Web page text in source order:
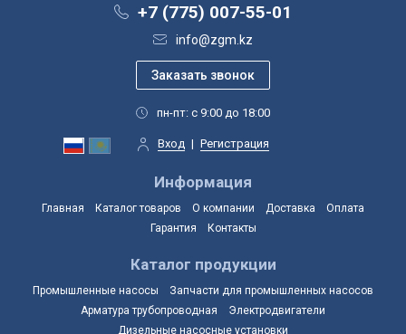
+7 (775) 007-55-01
info@zgm.kz
пн-пт: с 9:00 до 18:00
Вход | Регистрация
Информация
Главная Каталог товаров О компании Доставка
Оплата
Гарантия
Контакты
Каталог продукции
Промышленные насосы
Запчасти для промышленных насосов
Арматура трубопроводная
Электродвигатели
Дизельные насосные установки